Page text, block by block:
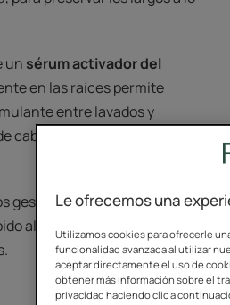
un sérum activador del
en las raíces permite
entre lavados y
cabello nuevo en un entorno
gestos adaptados, favorece
al tiempo que refuerza la
Le ofrecemos una
Utilizamos cookies para ofrecerle
funcionalidad avanzada al utilizar
aceptar directamente el uso de
obtener más información sobre el
privacidad haciendo clic a